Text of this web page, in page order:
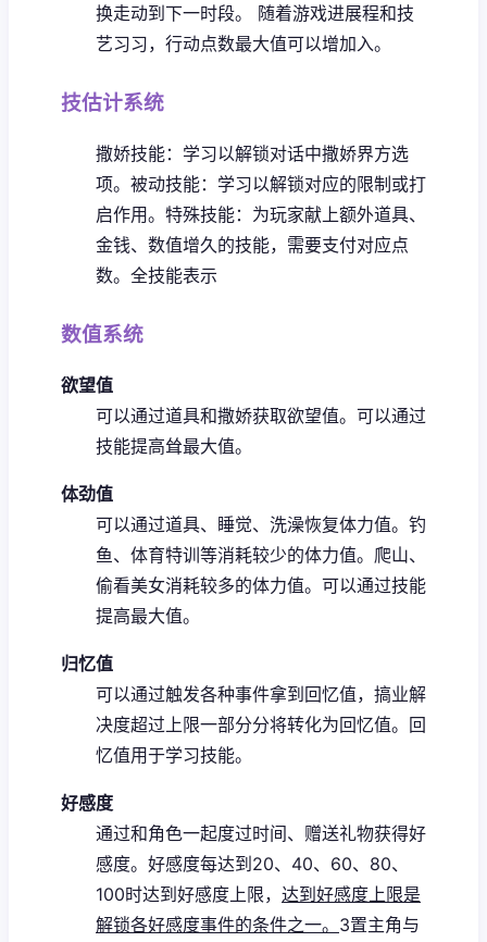
换走动到下一时段。
随着游戏进展程和技
艺习习，行动点数最大值可以增加入。
技估计系统
撒娇技能：学习以解锁对话中撒娇界方选
项。 被动技能：学习以解锁对应的限制或打
启作用。 特殊技能：为玩家献上额外道具、
金钱、数值增久的技能，需要支付对应点
数。 全技能表示
数值系统
欲望值
可以通过道具和撒娇获取欲望值。 可以通过
技能提高耸最大值。
体劲值
可以通过道具、睡觉、洗澡恢复体力值。 钓
鱼、体育特训等消耗较少的体力值。 爬山、
偷看美女消耗较多的体力值。 可以通过技能
提高最大值。
归忆值
可以通过触发各种事件拿到回忆值，搞业解
决度超过上限一部分分将转化为回忆值。 回
忆值用于学习技能。
好感度
通过和角色一起度过时间、赠送礼物获得好
感度。 好感度每达到20、40、60、80、
100时达到好感度上限， 达到好感度上限是
解锁各好感度事件的条件之一。 3置主角与